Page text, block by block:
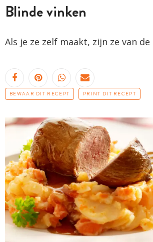
Blinde vinken
Als je ze zelf maakt, zijn ze van
BEWAAR DIT RECEPT PRINT DIT RECEPT